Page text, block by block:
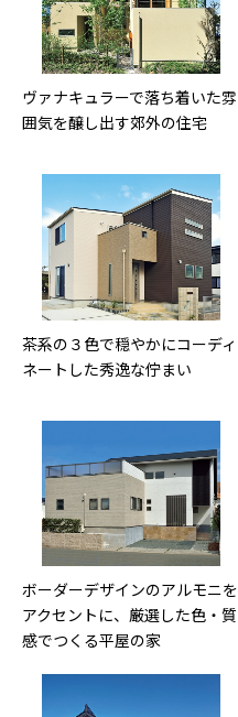
ヴァナキュラーで落ち着いた雰
囲気を醸し出す郊外の住宅
茶系の３色で穏やかにコーディ
ネートした秀逸な佇まい
ボーダーデザインのアルモニを
アクセントに、厳選した色・質
感でつくる平屋の家